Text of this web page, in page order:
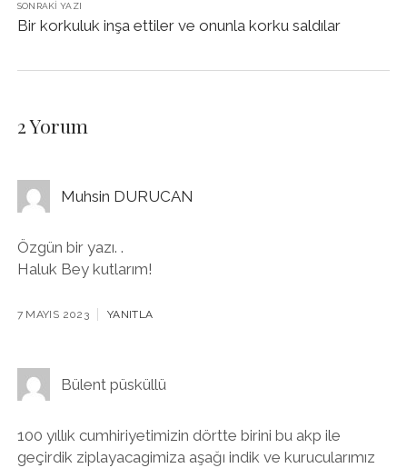
SONRAKI YAZI
Bir korkuluk inşa ettiler ve onunla korku saldılar
2 Yorum
Muhsin DURUCAN
Özgün bir yazı. .
Haluk Bey kutlarım!
7 MAYIS 2023 YANITLA
Bülent püsküllü
100 yıllık cumhiriyetimizin dörtte birini bu akp ile
geçirdik ziplayacagimiza aşağı indik ve kurucularımız